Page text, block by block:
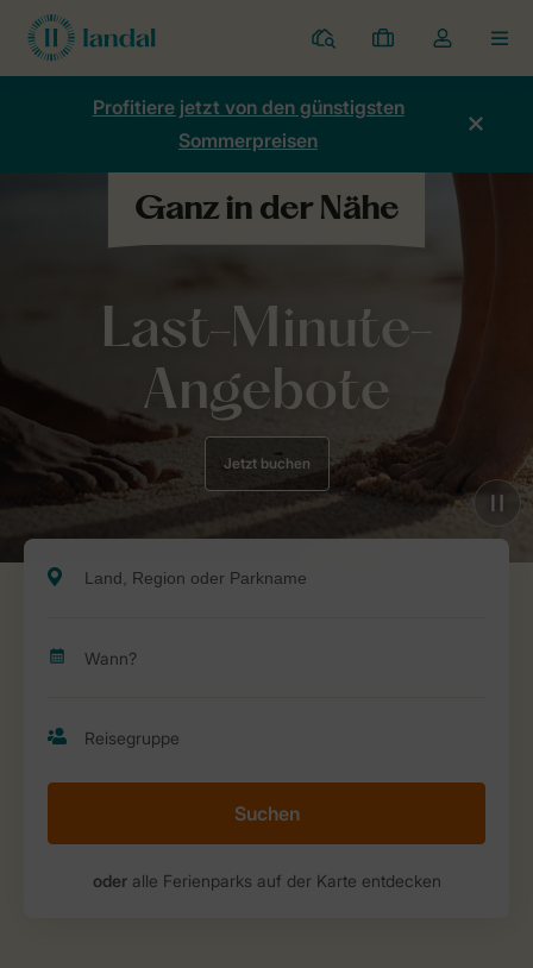
Ferienparks
Meine
Buchungen
Dropdown-
Menü
Kontos
Profitiere jetzt von den günstigsten
Sommerpreisen
Last-Minute-
Angebote
Jetzt buchen
Suchen
oderalle Ferienparks auf der Karte entdecken